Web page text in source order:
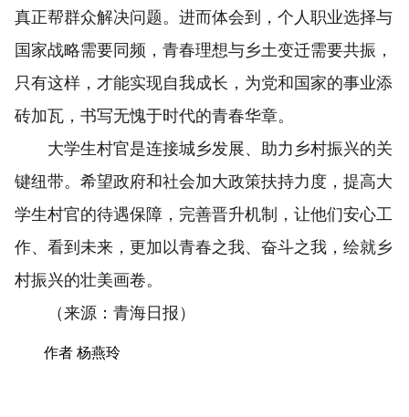
真正帮群众解决问题。进而体会到，个人职业选择与
国家战略需要同频，青春理想与乡土变迁需要共振，
只有这样，才能实现自我成长，为党和国家的事业添
砖加瓦，书写无愧于时代的青春华章。
大学生村官是连接城乡发展、助力乡村振兴的关
键纽带。希望政府和社会加大政策扶持力度，提高大
学生村官的待遇保障，完善晋升机制，让他们安心工
作、看到未来，更加以青春之我、奋斗之我，绘就乡
村振兴的壮美画卷。
（来源：青海日报）
作者 杨燕玲